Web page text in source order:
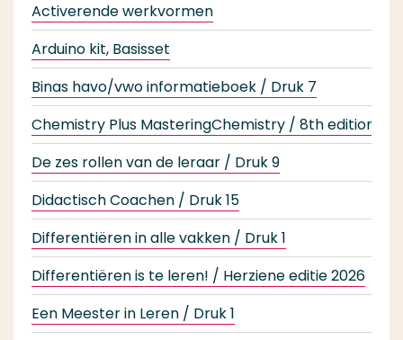
Activerende werkvormen
Arduino kit, Basisset
Binas havo/vwo informatieboek / Druk 7
Chemistry Plus MasteringChemistry / 8th edition
De zes rollen van de leraar / Druk 9
Didactisch Coachen / Druk 15
Differentiëren in alle vakken / Druk 1
Differentiëren is te leren! / Herziene editie 2026
Een Meester in Leren / Druk 1